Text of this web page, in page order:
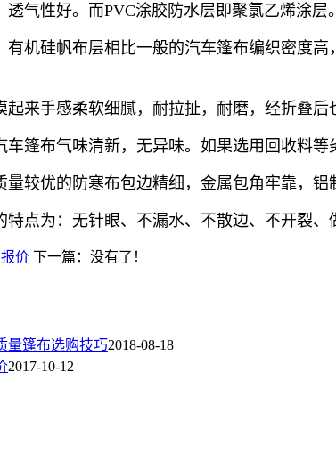
气性好。而PVC涂胶防水层即聚氯乙烯涂层。
有机硅帆布层相比一般的汽车篷布编织密度
来手感柔软细腻，耐拉扯，耐磨，经折叠后
车篷布气味清新，无异味。如果选用回收料
较优的防寒布包边精细，金属包角牢靠，铝
点为：无针眼、不漏水、不散边、不开裂、
价 下一篇：没有了！
量篷布选购技巧2018-08-18
2017-10-12